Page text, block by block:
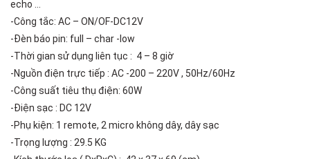
echo …
-Công tắc: AC – ON/OF-DC12V
-Đèn báo pin: full – char -low
-Thời gian sử dụng liên tục : 4 – 8 giờ
-Nguồn điện trực tiếp : AC -200 – 220V , 50Hz/60Hz
-Công suất tiêu thụ điện: 60W
-Điện sạc : DC 12V
-Phụ kiện: 1 remote, 2 micro không dây, dây sạc
-Trọng lượng : 29.5 KG